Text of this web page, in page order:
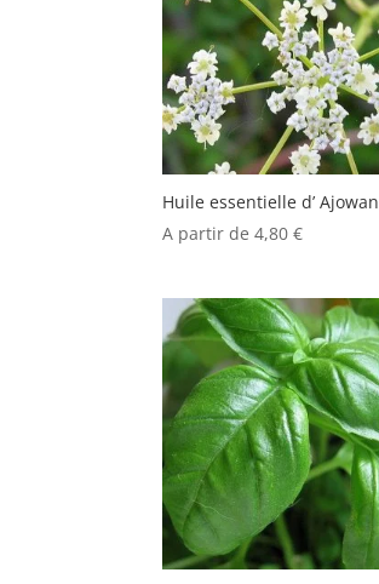
Huile essentielle d’ Ajowan
A partir de4,80€